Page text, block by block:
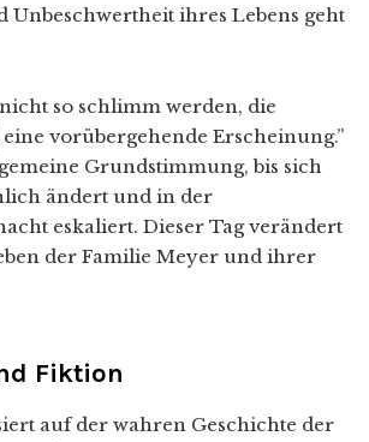
Unbeschwertheit ihres Lebens geht
so schlimm werden, die
eine vorübergehende Erscheinung.”
Grundstimmung, bis sich
ändert und in der
eskaliert. Dieser Tag verändert
der Familie Meyer und ihrer
Fiktion
auf der wahren Geschichte der